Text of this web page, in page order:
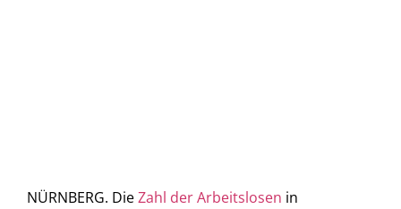
NÜRNBERG. DieZahl der Arbeitslosen in